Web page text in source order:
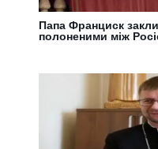
Папа Франциск
полоненими між